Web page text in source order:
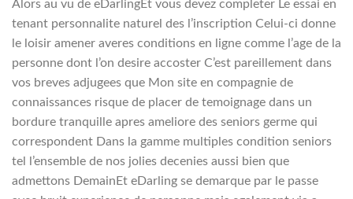
Alors au vu de eDarlingEt vous devez completer Le essai en
tenant personnalite naturel des l’inscription Celui-ci donne
le loisir amener averes conditions en ligne comme l’age de la
personne dont l’on desire accoster C’est pareillement dans
vos breves adjugees que Mon site en compagnie de
connaissances risque de placer de temoignage dans un
bordure tranquille apres ameliore des seniors germe qui
correspondent Dans la gamme multiples condition seniors
tel l’ensemble de nos jolies decenies aussi bien que
admettons DemainEt eDarling se demarque par le passe